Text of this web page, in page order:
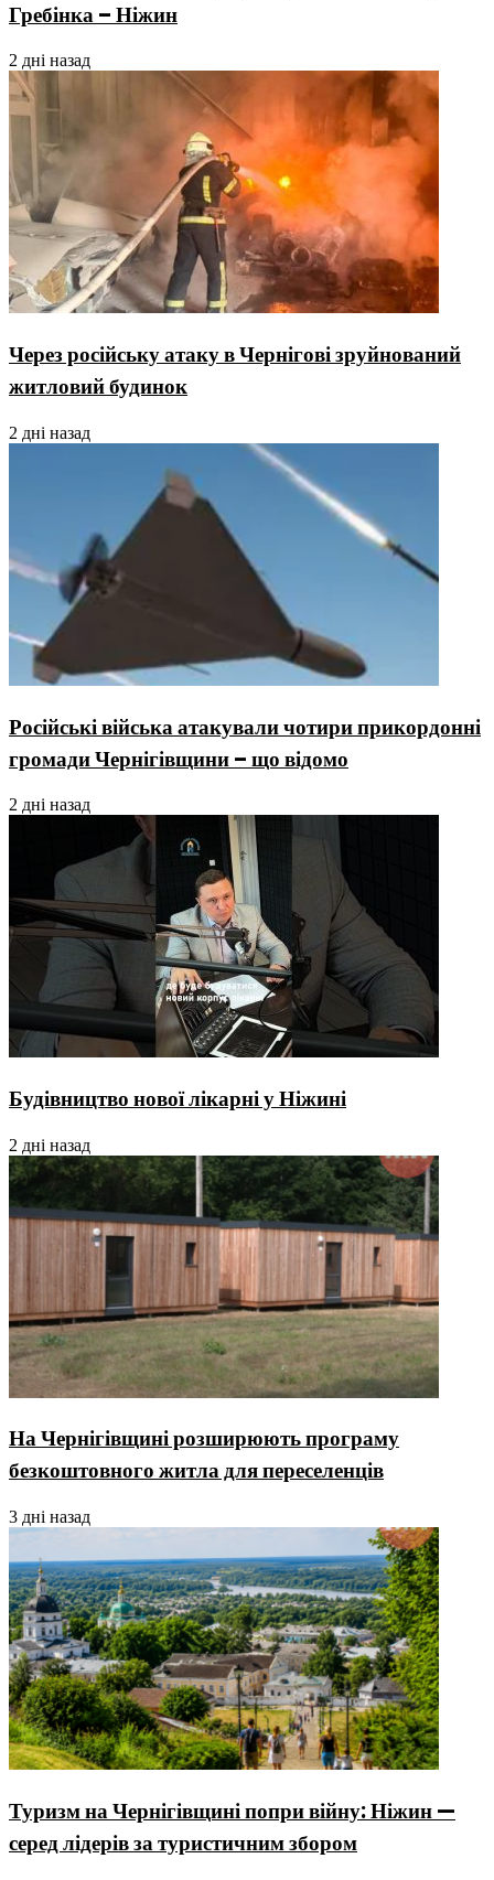
Гребінка – Ніжин
2 дні назад
Через російську атаку в Чернігові зруйнований
житловий будинок
2 дні назад
Російські війська атакували чотири прикордонні
громади Чернігівщини – що відомо
2 дні назад
Будівництво нової лікарні у Ніжині
2 дні назад
На Чернігівщині розширюють програму
безкоштовного житла для переселенців
3 дні назад
Туризм на Чернігівщині попри війну: Ніжин —
серед лідерів за туристичним збором